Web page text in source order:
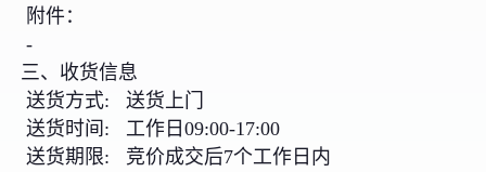
附件：
-
三、收货信息
送货方式: 送货上门
送货时间: 工作日09:00-17:00
送货期限: 竞价成交后7个工作日内